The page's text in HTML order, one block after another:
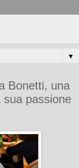
▼
Bonetti, una
sua passione